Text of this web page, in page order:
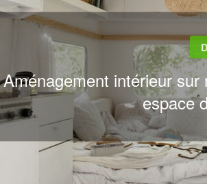
Aménagement intérieur
espace